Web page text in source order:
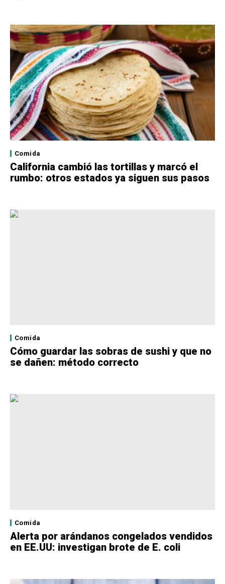
Comida
California cambió las tortillas y marcó el
rumbo: otros estados ya siguen sus pasos
Comida
Cómo guardar las sobras de sushi y que no
se dañen: método correcto
Comida
Alerta por arándanos congelados vendidos
en EE.UU: investigan brote de E. coli